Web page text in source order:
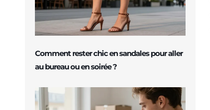
Comment rester chic en sandales pour aller
au bureau ou en soirée ?